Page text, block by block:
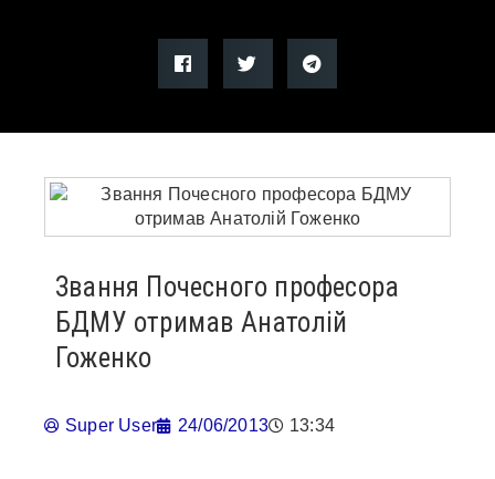
Звання Почесного професора
БДМУ отримав Анатолій
Гоженко
Super User 24/06/2013 13:34